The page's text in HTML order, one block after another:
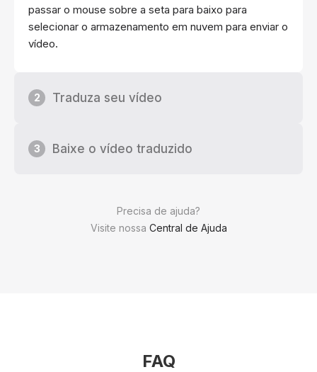
Precisa de ajuda?
Visite nossa Central de Ajuda
passar o mouse sobre a seta para baixo para
selecionar o armazenamento em nuvem para enviar o
vídeo.
2 Traduza seu vídeo
3 Baixe o vídeo traduzido
FAQ